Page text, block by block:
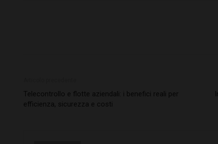
Telecontrollo e flotte aziendali: i benefici reali per
efficienza, sicurezza e costi